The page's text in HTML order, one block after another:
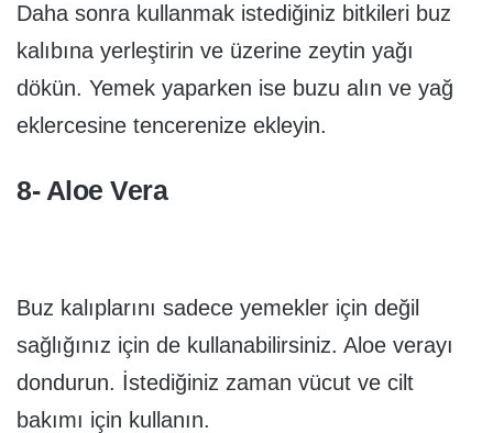
Daha sonra kullanmak istediğiniz bitkileri buz
kalıbına yerleştirin ve üzerine zeytin yağı
dökün. Yemek yaparken ise buzu alın ve yağ
eklercesine tencerenize ekleyin.
8- Aloe Vera
Buz kalıplarını sadece yemekler için değil
sağlığınız için de kullanabilirsiniz. Aloe verayı
dondurun. İstediğiniz zaman vücut ve cilt
bakımı için kullanın.